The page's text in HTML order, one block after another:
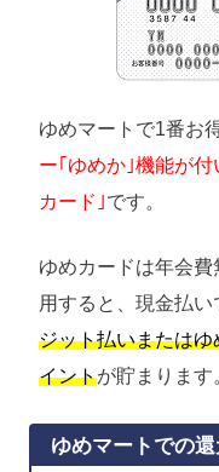
ゆめマートで1番お
ー｢ゆめか｣機能が
カード｣です。
ゆめカードは年会
用すると、現金払い
ジット払いまたは
イントが貯まります
ゆめマートでの